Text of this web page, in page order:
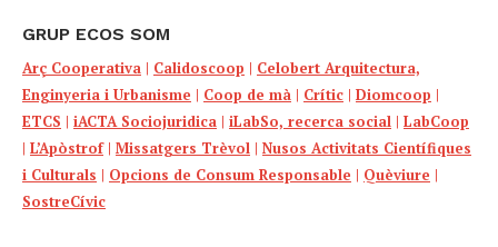
GRUP ECOS SOM
Arç Cooperativa | Calidoscoop | Celobert Arquitectura,
Enginyeria i Urbanisme | Coop de mà | Crític | Diomcoop |
ETCS | iACTA Sociojuridica | iLabSo, recerca social | LabCoop
| L’Apòstrof| Missatgers Trèvol | Nusos Activitats Científiques
i Culturals | Opcions de Consum Responsable | Quèviure |
SostreCívic